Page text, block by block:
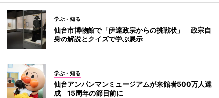
学ぶ・知る
仙台市博物館で「伊達政宗からの挑戦状」 政宗自
身の解説とクイズで学ぶ展示
学ぶ・知る
仙台アンパンマンミュージアムが来館者500万人達
成 15周年の節目前に